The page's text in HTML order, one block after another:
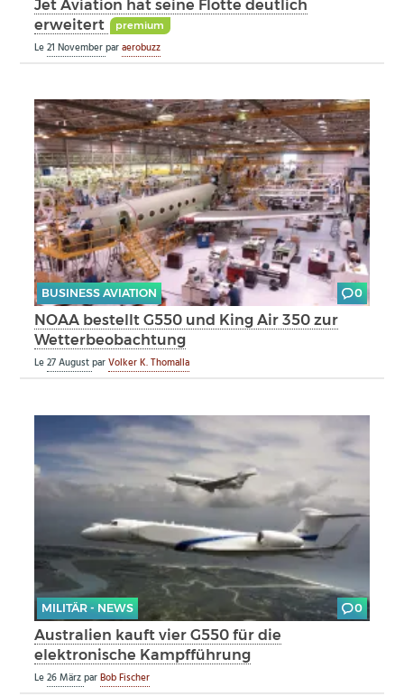
Jet Aviation hat seine Flotte deutlich
erweitert
premium
Le21 Novemberparaerobuzz
BUSINESS AVIATION 0
NOAA bestellt G550 und King Air 350 zur
Wetterbeobachtung
Le27 AugustparVolker K. Thomalla
MILITÄR - NEWS 0
Australien kauft vier G550 für die
elektronische Kampfführung
Le26 MärzparBob Fischer